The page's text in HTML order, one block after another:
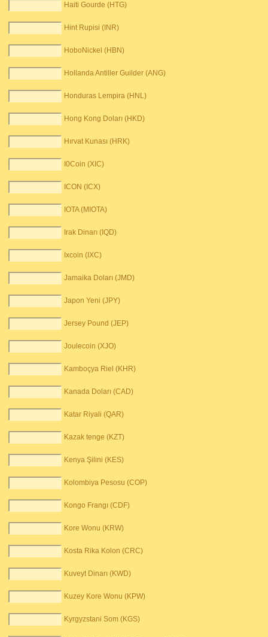
Haiti Gourde (HTG)
Hint Rupisi (INR)
HoboNickel (HBN)
Hollanda Antiller Guilder (ANG)
Honduras Lempira (HNL)
Hong Kong Doları (HKD)
Hırvat Kunası (HRK)
I0Coin (XIC)
ICON (ICX)
IOTA (MIOTA)
Irak Dinarı (IQD)
Ixcoin (IXC)
Jamaika Doları (JMD)
Japon Yeni (JPY)
Jersey Pound (JEP)
Joulecoin (XJO)
Kamboçya Riel (KHR)
Kanada Doları (CAD)
Katar Riyali (QAR)
Kazak tenge (KZT)
Kenya Şilini (KES)
Kolombiya Pesosu (COP)
Kongo Frangı (CDF)
Kore Wonu (KRW)
Kosta Rika Kolon (CRC)
Kuveyt Dinarı (KWD)
Kuzey Kore Wonu (KPW)
Kyrgyzstani Som (KGS)